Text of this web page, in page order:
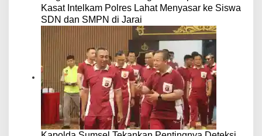
Kasat Intelkam Polres Lahat Menyasar ke Siswa
SDN dan SMPN di Jarai